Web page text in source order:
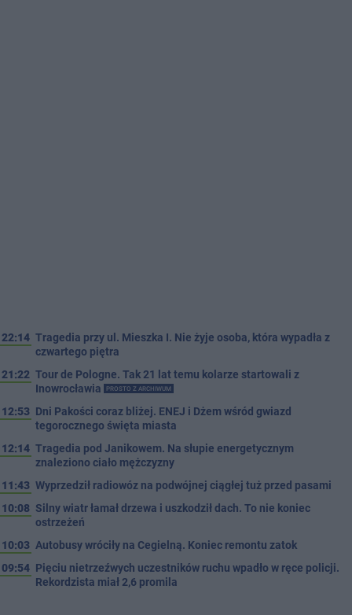
22:14 Tragedia przy ul. Mieszka I. Nie żyje osoba, która wypadła z
czwartego piętra
21:22 Tour de Pologne. Tak 21 lat temu kolarze startowali z
Inowrocławia
PROSTO Z ARCHIWUM
12:53 Dni Pakości coraz bliżej. ENEJ i Dżem wśród gwiazd
tegorocznego święta miasta
12:14 Tragedia pod Janikowem. Na słupie energetycznym
znaleziono ciało mężczyzny
11:43 Wyprzedził radiowóz na podwójnej ciągłej tuż przed pasami
10:08 Silny wiatr łamał drzewa i uszkodził dach. To nie koniec
ostrzeżeń
10:03 Autobusy wróciły na Cegielną. Koniec remontu zatok
09:54 Pięciu nietrzeźwych uczestników ruchu wpadło w ręce policji.
Rekordzista miał 2,6 promila